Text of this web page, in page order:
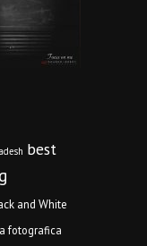
best
and White
fotografica